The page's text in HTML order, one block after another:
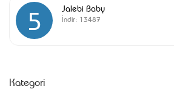
5 Jalebi Baby
İndir: 13487
Kategori